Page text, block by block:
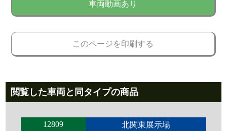
車両動画あり
このページを印刷する
閲覧した車両と同タイプの商品
12809 北関東展示場